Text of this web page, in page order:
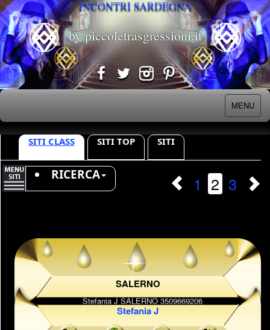
INCONTRI SARDEGNA
by piccoletrasgressioni.it
MENU
SITI CLASS SITI TOP SITI
RICERCA 1 2 3
SALERNO
Stefania J